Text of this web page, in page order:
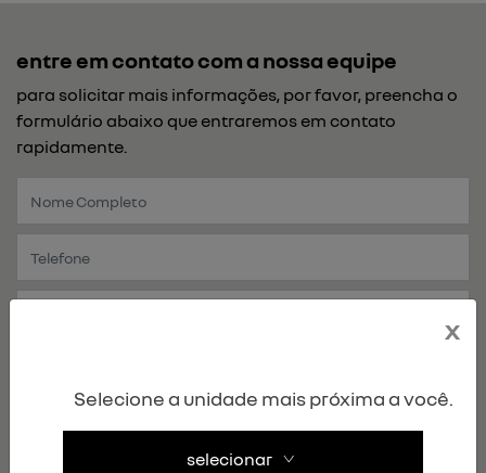
entre em contato com a nossa equipe
para solicitar mais informações, por favor, preencha o
formulário abaixo que entraremos em contato
rapidamente.
x
Selecione a unidade mais próxima a você.
selecionar